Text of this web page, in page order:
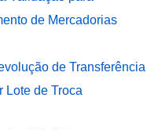
de Mercadorias
de Transferência
Lote de Troca